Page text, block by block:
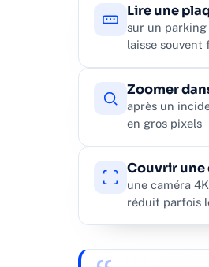
Lire une
sur un parking
laisse souvent
Zoomer
après un
en gros pixels
Couvrir une
une caméra
réduit parfois